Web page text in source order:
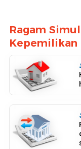
Ragam
Kepemilikan